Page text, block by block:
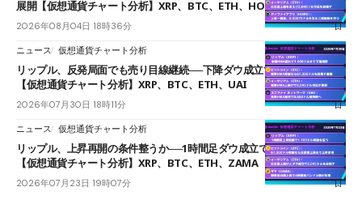
展開【仮想通貨チャート分析】XRP、BTC、ETH、HOME
2026年08月04日 18時36分
ニュース 仮想通貨チャート分析
リップル、反発局面でも売り目線継続──下降ダウ成立で下値追う展開
【仮想通貨チャート分析】XRP、BTC、ETH、UAI
2026年07月30日 18時11分
ニュース 仮想通貨チャート分析
リップル、上昇再開の条件整うか──1時間足ダウ成立で1.185ドルを狙う
【仮想通貨チャート分析】XRP、BTC、ETH、ZAMA
2026年07月23日 19時07分